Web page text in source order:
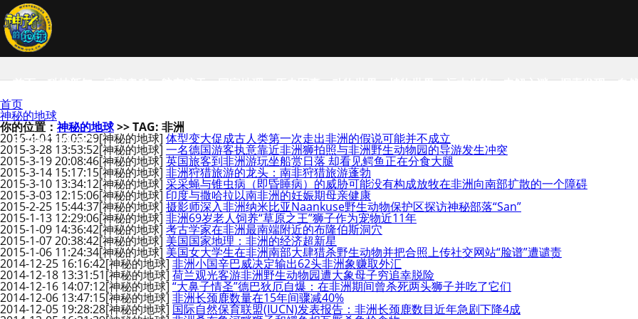
首页 科技新知 宇宙奥秘 航空航天 国家地理 历史军事 动物世界 植物世界 远古生物 未解之谜 探索发现 自
SCIENCE NEWS
首页
神秘的地球
你的位置：神秘的地球>> TAG: 非洲
2015-4-04 15:05:29[神秘的地球] 体型变大促成古人类第一次走出非洲的假说可能并不成立
2015-3-28 13:53:52[神秘的地球] 一名德国游客执意靠近非洲狮拍照与非洲野生动物园的导游发生冲突
2015-3-19 20:08:46[神秘的地球] 英国旅客到非洲游玩坐船赏日落 却看见鳄鱼正在分食大腿
2015-3-14 15:17:15[神秘的地球] 非洲狩猎旅游的龙头：南非狩猎旅游蓬勃
2015-3-10 13:34:12[神秘的地球] 采采蝇与锥虫病（即昏睡病）的威胁可能没有构成放牧在非洲向南部扩散的一个障碍
2015-3-03 12:15:06[神秘的地球] 印度与撒哈拉以南非洲的妊娠期母亲健康
2015-2-25 15:44:37[神秘的地球] 摄影师深入非洲纳米比亚Naankuse野生动物保护区探访神秘部落“San”
2015-1-13 12:29:06[神秘的地球] 非洲69岁老人饲养“草原之王”狮子作为宠物近11年
2015-1-09 14:36:42[神秘的地球] 考古学家在非洲最南端附近的布隆伯斯洞穴
2015-1-07 20:38:42[神秘的地球] 美国国家地理：非洲的经济超新星
2015-1-06 11:24:34[神秘的地球] 美国女大学生在非洲南部大肆猎杀野生动物并把合照上传社交网站“脸谱”遭谴责
2014-12-25 16:16:42[神秘的地球] 非洲小国辛巴威决定输出62头非洲象赚取外汇
2014-12-18 13:31:51[神秘的地球] 荷兰观光客游非洲野生动物园遭大象母子穷追幸脱险
2014-12-16 14:07:12[神秘的地球] “大鼻子情圣”德巴狄厄自爆：在非洲期间曾杀死两头狮子并吃了它们
2014-12-06 13:47:15[神秘的地球] 非洲长颈鹿数量在15年间骤减40%
2014-12-05 19:28:28[神秘的地球] 国际自然保育联盟(IUCN)发表报告：非洲长颈鹿数目近年急剧下降4成